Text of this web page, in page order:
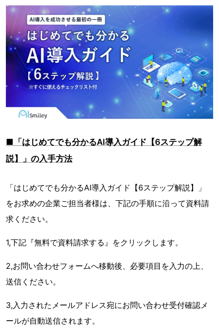
■「はじめてでも分かるAI導入ガイド【6ステップ解
説】」の入手方法
「はじめてでも分かるAI導入ガイド【6ステップ解説】」
をお求めの企業ご担当者様は、下記の手順に沿って資料請
求ください。
1,下記『無料で資料請求する』をクリックします。
2,お問い合わせフォームへ移動後、必要項目を入力の上、
送信ください。
3,入力されたメールアドレス宛にお問い合わせ受付確認メ
ールが自動送信されます。